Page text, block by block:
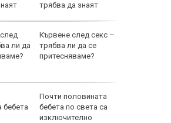
трябва да знаят
Кървене след секс –
трябва ли да се
притесняваме?
Почти половината
бебета по света са
изключително